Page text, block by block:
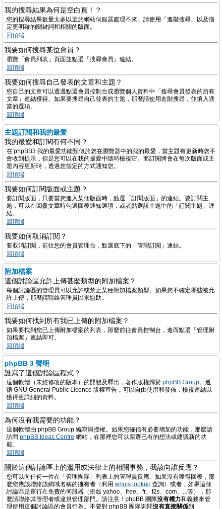
我的搜尋結果為何是空白頁！？
您的搜尋結果數量太多以至於網站伺服器處理不來。請使用「進階搜尋」以及指
定更明確的關鍵詞和相關的版面。
回頂端
我要如何搜尋某位會員？
瀏覽「會員列表」頁面並點選「搜尋會員」連結。
回頂端
我要如何搜尋自己發表的文章和主題？
您自己的文章可以透過點選會員控制台或瀏覽個人資料中「搜尋會員發表的所有
文章」連結獲得。如果要搜尋自己發表的主題，那麼請使用進階搜尋，並填入適
當的選項。
回頂端
主題訂閱和我的最愛
我的最愛和訂閱有何不同？
在 phpBB3 我的最愛功能類似於您在瀏覽器中的我的最愛，當主題有更新時您不
會收到提示，但是您可以在我的最愛中隨時檢視它。而訂閱將會在每次版面或主
題內容更新時，透過您指定的方式通知您。
回頂端
我要如何訂閱版面或主題？
要訂閱版面，只要當您進入某個版面時，點選「訂閱版面」的連結。要訂閱主
題，可以在回覆文章時勾選回覆通知選項，或者點選該主題中的「訂閱主題」連
結。
回頂端
我要如何取消訂閱？
要取消訂閱，前往您的會員管理台，點選底下的「管理訂閱」連結。
回頂端
附加檔案
這個討論區允許上傳甚麼類型的附加檔案？
每個討論區的管理員可以允許或禁止某種附加檔案類型。如果您不確定哪些被允
許上傳，那麼請聯絡管理員以求協助。
回頂端
我要如何找到所有我已上傳的附加檔案？
如果要找到您已上傳附加檔案的列表，那麼前往會員控制台，進而點選「管理附
加檔案」連結即可。
回頂端
phpBB 3 聲明
誰寫了這個討論區程式？
這個軟體（未經修改的版本）的開發及釋出，著作版權歸於 phpBB Group。遵
循 GNU General Public Licence 版權宣告，可以自由使用和發佈，檢視連結以
獲得更詳細的資料。
回頂端
為何沒有我需要的功能？
這個軟體由 phpBB Group 編寫與授權。如果您確信有必要增加的功能，那麼請
訪問 phpBB Ideas Centre 網站，在那裡您可以票選已有的想法或建議新的功
能。
回頂端
關於這個討論區上的濫用或法律上的相關事務，我該向誰反應？
您可以向任何一位在「管理團隊」列表上的管理員反應。如果沒有獲得回覆，那
麼您應該聯絡該網域名稱的擁有者（利用 whois lookup 查詢）或者，如果這個
討論區是運行在免費的伺服器（例如 yahoo、free、fr、f2s、com、...等），那
麼請聯絡其管理者或違規管理部門。請注意！phpBB 團隊沒有權力和義務來管
理使用這個討論區的會員行為。不要對 phpBB 團隊詢問沒有直接關係到